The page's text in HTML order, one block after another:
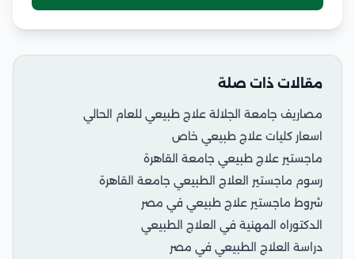
مقالات ذات صلة
مصاريف جامعة الجلالة علاج طبيعي للعام الحالي
اسعار كليات علاج طبيعي خاص
ماجستير علاج طبيعي جامعة القاهرة
رسوم ماجستير العلاج الطبيعي جامعة القاهرة
شروط ماجستير علاج طبيعي في مصر
الدكتوراه المهنية في العلاج الطبيعي
دراسة العلاج الطبيعي في مصر